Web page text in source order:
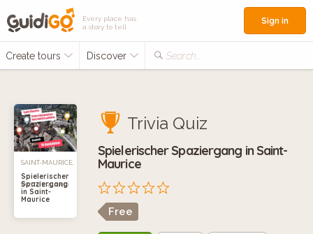
Every place has
a story to tell
Create tours Discover Search...
Sign in
SAINT-MAURICE,
SWITZERLAND
Spielerischer
Spaziergang
in Saint-
Maurice
Trivia Quiz
Spielerischer Spaziergang in Saint-
Maurice
Free